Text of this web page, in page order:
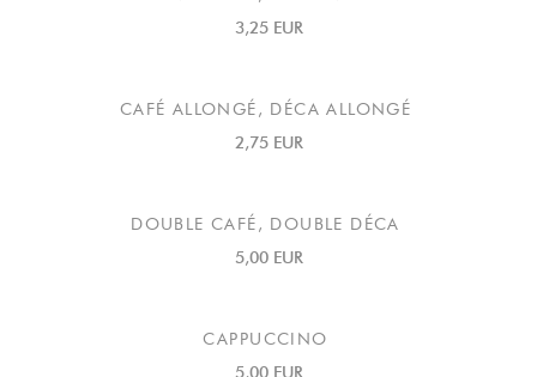
3,25 EUR
CAFÉ ALLONGÉ, DÉCA ALLONGÉ
2,75 EUR
DOUBLE CAFÉ, DOUBLE DÉCA
5,00 EUR
CAPPUCCINO
5,00 EUR